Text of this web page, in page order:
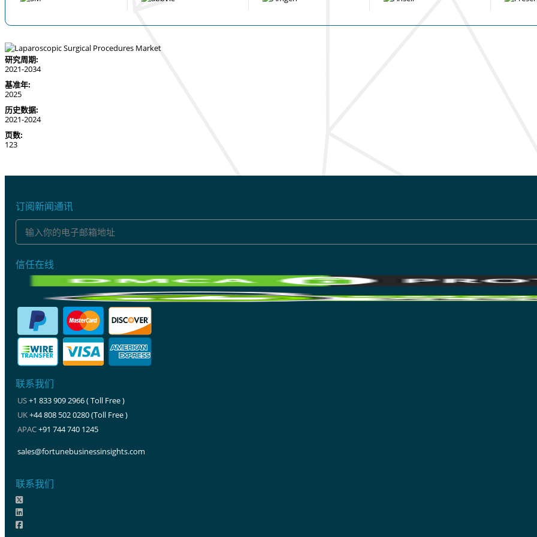
研究周期:
2021-2034
基准年:
2025
历史数据:
2021-2024
页数:
123
订阅新闻通讯
信任在线
联系我们
US+1 833 909 2966 ( Toll Free )
UK+44 808 502 0280 (Toll Free )
APAC+91 744 740 1245
sales@fortunebusinessinsights.com
联系我们